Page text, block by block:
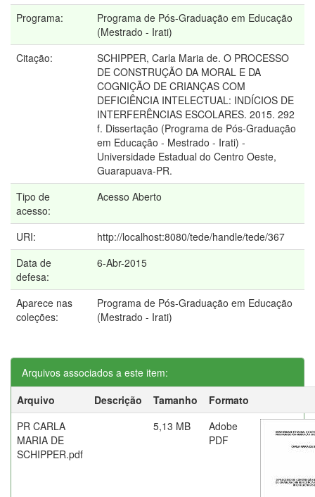
Programa:
Programa de Pós-Graduação em Educação
(Mestrado - Irati)
Citação:
SCHIPPER, Carla Maria de. O PROCESSO
DE CONSTRUÇÃO DA MORAL E DA
COGNIÇÃO DE CRIANÇAS COM
DEFICIÊNCIA INTELECTUAL: INDÍCIOS DE
INTERFERÊNCIAS ESCOLARES. 2015. 292
f. Dissertação (Programa de Pós-Graduação
em Educação - Mestrado - Irati) -
Universidade Estadual do Centro Oeste,
Guarapuava-PR.
Tipo de
acesso:
Acesso Aberto
URI:
http://localhost:8080/tede/handle/tede/367
Data de
defesa:
6-Abr-2015
Aparece nas
coleções:
Programa de Pós-Graduação em Educação
(Mestrado - Irati)
Arquivos associados a este item:
Arquivo
Descrição Tamanho
Formato
PR CARLA
MARIA DE
SCHIPPER.pdf
5,13 MB
Adobe
PDF